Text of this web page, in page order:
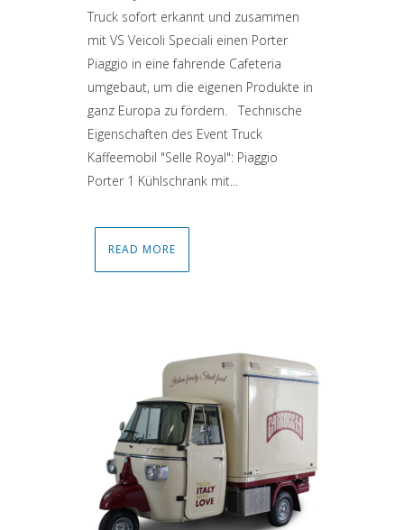
Truck sofort erkannt und zusammen
mit VS Veicoli Speciali einen Porter
Piaggio in eine fahrende Cafeteria
umgebaut, um die eigenen Produkte in
ganz Europa zu fördern. Technische
Eigenschaften des Event Truck
Kaffeemobil "Selle Royal": Piaggio
Porter 1 Kühlschrank mit...
READ MORE